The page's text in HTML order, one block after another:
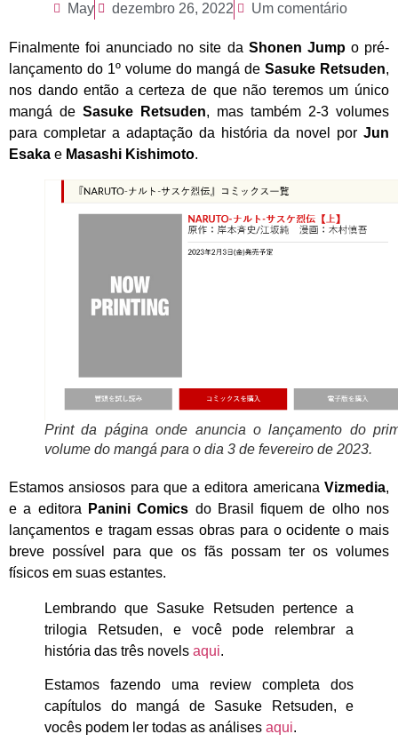
May dezembro 26, 2022 Um comentário
Finalmente foi anunciado no site da Shonen Jumpo pré-
lançamento do 1º volume do mangá de Sasuke Retsuden,
nos dando então a certeza de que não teremos um único
mangá de Sasuke Retsuden, mas também 2-3 volumes
para completar a adaptação da história da novel por Jun
Esaka e Masashi Kishimoto.
Print da página onde anuncia o lançamento do
volume do mangá para o dia 3 de fevereiro de 2023.
Estamos ansiosos para que a editora americana Vizmedia,
e a editora
Panini Comics do Brasil fiquem de olho nos
lançamentos e tragam essas obras para o ocidente o mais
breve possível para que os fãs possam ter os volumes
físicos em suas estantes.
Lembrando que Sasuke Retsuden pertence a
trilogia Retsuden, e você pode relembrar a
história das três novels aqui.
Estamos fazendo uma review completa dos
capítulos do mangá de Sasuke Retsuden, e
vocês podem ler todas as análises aqui.